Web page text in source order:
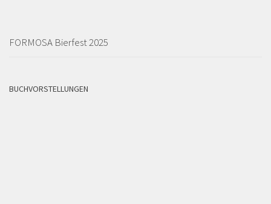
FORMOSA Bierfest 2025
BUCHVORSTELLUNGEN